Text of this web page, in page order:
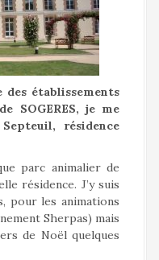
des établissements
SOGERES, je me
résidence
parc animalier de
résidence. J’y suis
pour les animations
Sherpas) mais
de Noël quelques